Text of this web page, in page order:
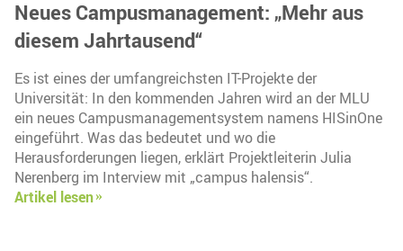
Neues Campusmanagement: „Mehr aus
diesem Jahrtausend“
Es ist eines der umfangreichsten IT-Projekte der
Universität: In den kommenden Jahren wird an der MLU
ein neues Campusmanagementsystem namens HISinOne
eingeführt. Was das bedeutet und wo die
Herausforderungen liegen, erklärt Projektleiterin Julia
Nerenberg im Interview mit „campus halensis“.
Artikel lesen